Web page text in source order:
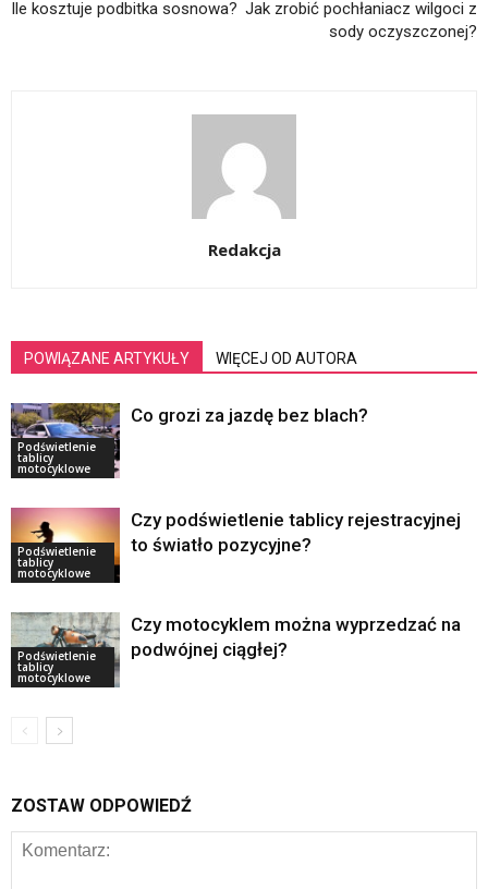
Ile kosztuje podbitka sosnowa? Jak zrobić pochłaniacz wilgoci z
sody oczyszczonej?
Redakcja
POWIĄZANE ARTYKUŁY WIĘCEJ OD AUTORA
Podświetlenie
tablicy
motocyklowe
Co grozi za jazdę bez blach?
Podświetlenie
tablicy
motocyklowe
Czy podświetlenie tablicy rejestracyjnej
to światło pozycyjne?
Podświetlenie
tablicy
motocyklowe
Czy motocyklem można wyprzedzać na
podwójnej ciągłej?
ZOSTAW ODPOWIEDŹ